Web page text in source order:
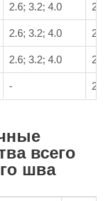
2.6; 3.2; 4.0
2.6; 3.2; 4.0
2.6; 3.2; 4.0
-
всего
шва